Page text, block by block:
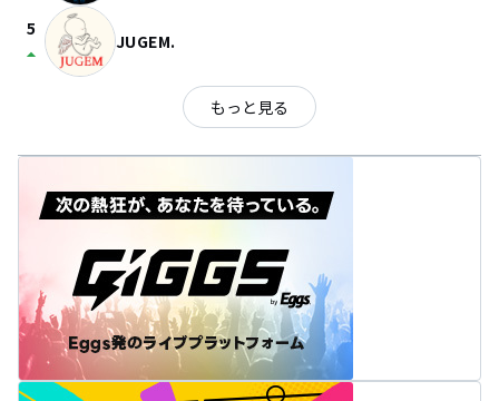
5
arrow_drop_up JUGEM.
もっと見る